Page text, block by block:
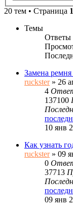
20 тем • Страница 1
Темы
Ответы
Замена
ruckster» 26
4
137100
10 янв
Как узнать
ruckster» 09
0
37713
09 янв